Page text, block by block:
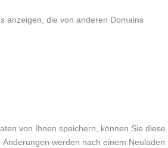
anzeigen, die von anderen Domains
von Ihnen speichern, können Sie diese
werden nach einem Neuladen